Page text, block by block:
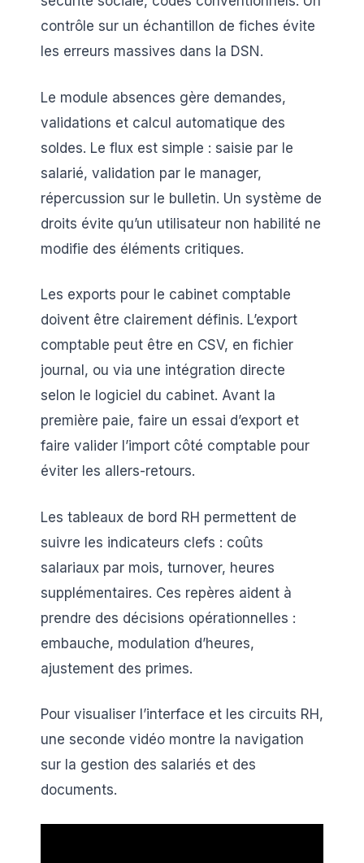
contrôle sur un échantillon de fiches évite
les erreurs massives dans la DSN.
Le module absences gère demandes,
validations et calcul automatique des
soldes. Le flux est simple : saisie par le
salarié, validation par le manager,
répercussion sur le bulletin. Un système de
droits évite qu’un utilisateur non habilité ne
modifie des éléments critiques.
Les exports pour le cabinet comptable
doivent être clairement définis. L’export
comptable peut être en CSV, en fichier
journal, ou via une intégration directe
selon le logiciel du cabinet. Avant la
première paie, faire un essai d’export et
faire valider l’import côté comptable pour
éviter les allers-retours.
Les tableaux de bord RH permettent de
suivre les indicateurs clefs : coûts
salariaux par mois, turnover, heures
supplémentaires. Ces repères aident à
prendre des décisions opérationnelles :
embauche, modulation d’heures,
ajustement des primes.
Pour visualiser l’interface et les circuits RH,
une seconde vidéo montre la navigation
sur la gestion des salariés et des
documents.